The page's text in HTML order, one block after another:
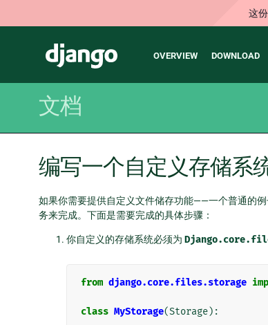
这
Django
Main
OVERVIEW DOWNLOAD
文档
编写一个自定义存储系
如果你需要提供自定义文件储存功能——一个普通的
务来完成。下面是需要完成的具体步骤：
你自定义的存储系统必须为
from django.core.files.storage
class MyStorage(Storage):